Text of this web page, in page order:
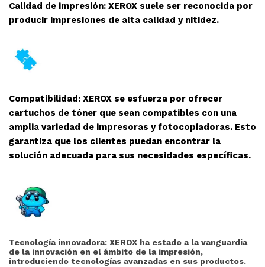
Calidad de impresión: XEROX suele ser reconocida por
producir impresiones de alta calidad y nitidez.
Compatibilidad: XEROX se esfuerza por ofrecer
cartuchos de tóner que sean compatibles con una
amplia variedad de impresoras y fotocopiadoras. Esto
garantiza que los clientes puedan encontrar la
solución adecuada para sus necesidades específicas.
Tecnología innovadora: XEROX ha estado a la vanguardia
de la innovación en el ámbito de la impresión,
introduciendo tecnologías avanzadas en sus productos.